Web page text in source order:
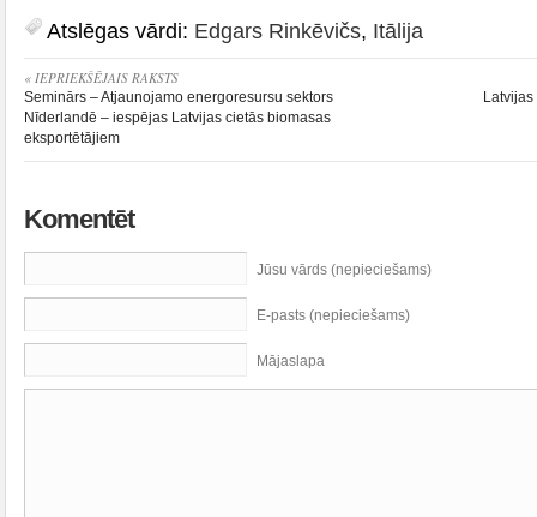
Atslēgas vārdi: Edgars Rinkēvičs, Itālija
« IEPRIEKŠĒJAIS RAKSTS
Seminārs – Atjaunojamo energoresursu sektors
Nīderlandē – iespējas Latvijas cietās biomasas
eksportētājiem
Komentēt
Jūsu vārds (nepieciešams)
E-pasts (nepieciešams)
Mājaslapa